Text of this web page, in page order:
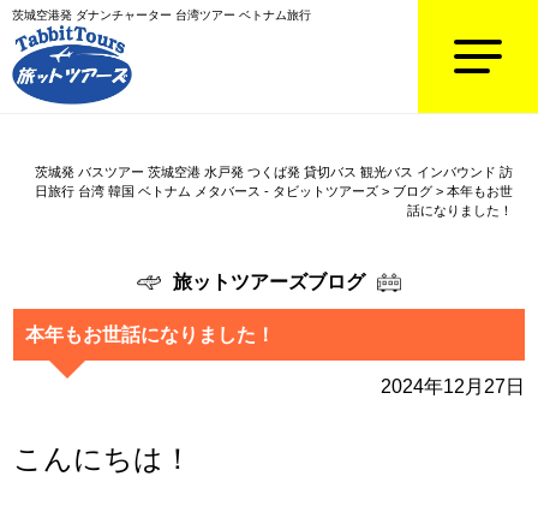
茨城空港発 ダナンチャーター 台湾ツアー ベトナム旅行
茨城発 バスツアー 茨城空港 水戸発 つくば発 貸切バス 観光バス インバウンド 訪
日旅行 台湾 韓国 ベトナム メタバース - タビットツアーズ> ブログ> 本年もお世
話になりました！
旅ットツアーズブログ
本年もお世話になりました！
2024年12月27日
こんにちは！